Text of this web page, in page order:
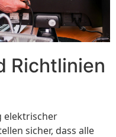
Richtlinien
elektrischer
sicher, dass alle